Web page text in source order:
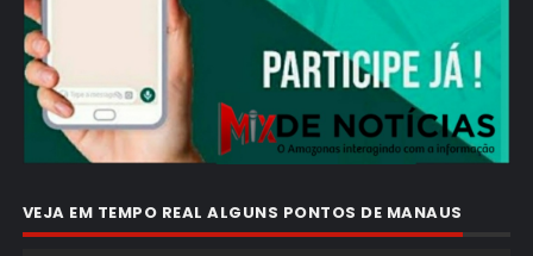
VEJA EM TEMPO REAL ALGUNS PONTOS DE MANAUS